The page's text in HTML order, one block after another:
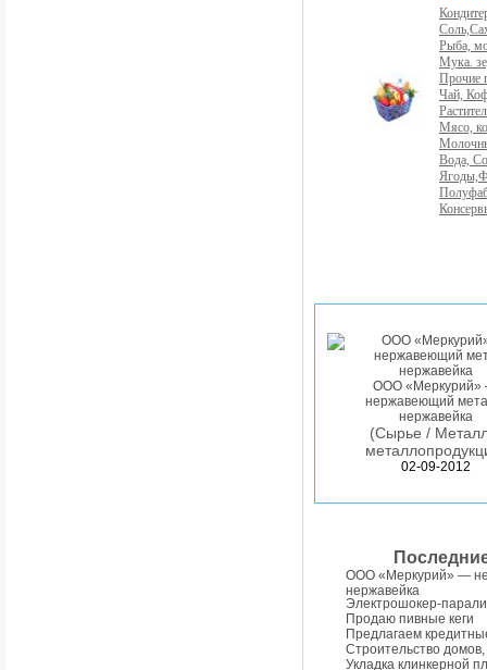
Рыба,
Мука.
Прочие
Чай,
Мясо,
Вода,
ООО
нержавеющий
нержавейка
(Сырье /
02-09-2012
ООО «Меркурий» —
нержавейка
Электрошокер-
Продаю пивные кеги
Предлагаем
Строительство
Укладка клинкерной